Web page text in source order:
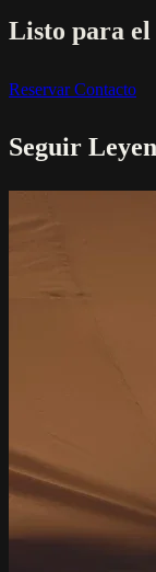
Listo para el
ReservarContacto
Seguir